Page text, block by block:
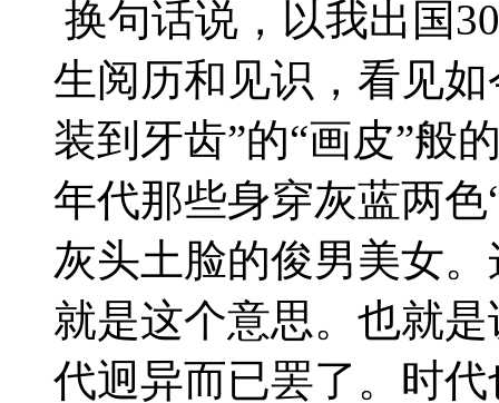
换句话说，以我出国
生阅历和见识，看见
装到牙齿”的“画皮”般
年代那些身穿灰蓝两
灰头土脸的俊男美女
就是这个意思。也就
代迥异而已罢了。时